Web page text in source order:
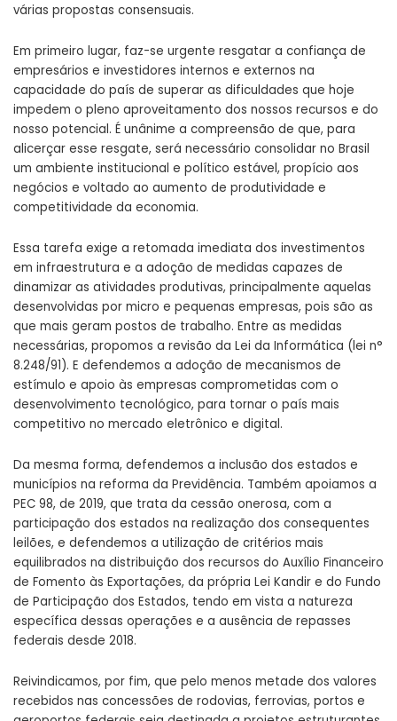
várias propostas consensuais.
Em primeiro lugar, faz-se urgente resgatar a confiança de
empresários e investidores internos e externos na
capacidade do país de superar as dificuldades que hoje
impedem o pleno aproveitamento dos nossos recursos e do
nosso potencial. É unânime a compreensão de que, para
alicerçar esse resgate, será necessário consolidar no Brasil
um ambiente institucional e político estável, propício aos
negócios e voltado ao aumento de produtividade e
competitividade da economia.
Essa tarefa exige a retomada imediata dos investimentos
em infraestrutura e a adoção de medidas capazes de
dinamizar as atividades produtivas, principalmente aquelas
desenvolvidas por micro e pequenas empresas, pois são as
que mais geram postos de trabalho. Entre as medidas
necessárias, propomos a revisão da Lei da Informática (lei n°
8.248/91). E defendemos a adoção de mecanismos de
estímulo e apoio às empresas comprometidas com o
desenvolvimento tecnológico, para tornar o país mais
competitivo no mercado eletrônico e digital.
Da mesma forma, defendemos a inclusão dos estados e
municípios na reforma da Previdência. Também apoiamos a
PEC 98, de 2019, que trata da cessão onerosa, com a
participação dos estados na realização dos consequentes
leilões, e defendemos a utilização de critérios mais
equilibrados na distribuição dos recursos do Auxílio Financeiro
de Fomento às Exportações, da própria Lei Kandir e do Fundo
de Participação dos Estados, tendo em vista a natureza
específica dessas operações e a ausência de repasses
federais desde 2018.
Reivindicamos, por fim, que pelo menos metade dos valores
recebidos nas concessões de rodovias, ferrovias, portos e